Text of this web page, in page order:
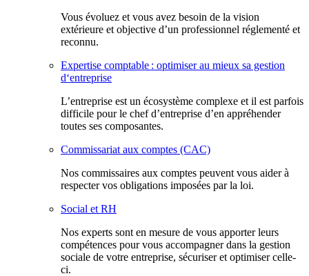
Vous évoluez et vous avez besoin de la vision
extérieure et objective d’un professionnel réglementé et
reconnu.
Expertise comptable : optimiser au mieux sa gestion
d‘entreprise
L’entreprise est un écosystème complexe et il est parfois
difficile pour le chef d’entreprise d’en appréhender
toutes ses composantes.
Commissariat aux comptes (CAC)
Nos commissaires aux comptes peuvent vous aider à
respecter vos obligations imposées par la loi.
Social et RH
Nos experts sont en mesure de vous apporter leurs
compétences pour vous accompagner dans la gestion
sociale de votre entreprise, sécuriser et optimiser celle-
ci.